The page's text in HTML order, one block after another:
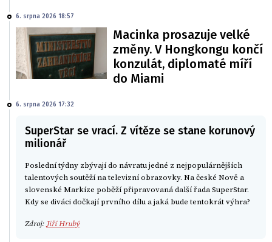
6. srpna 2026 18:57
Macinka prosazuje velké
změny. V Hongkongu končí
konzulát, diplomaté míří
do Miami
6. srpna 2026 17:32
SuperStar se vrací. Z vítěze se stane korunový
milionář
Poslední týdny zbývají do návratu jedné z nejpopulárnějších
talentových soutěží na televizní obrazovky. Na české Nově a
slovenské Markíze poběží připravovaná další řada SuperStar.
Kdy se diváci dočkají prvního dílu a jaká bude tentokrát výhra?
Zdroj: Jiří Hrubý